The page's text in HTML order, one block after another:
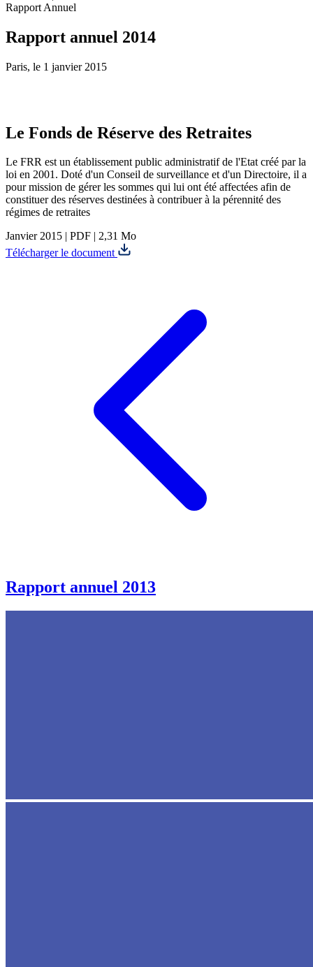
Rapport Annuel
Rapport annuel 2014
Paris, le 1 janvier 2015
Le Fonds de Réserve des Retraites
Le FRR est un établissement public administratif de l'Etat créé par la
loi en 2001. Doté d'un Conseil de surveillance et d'un Directoire, il a
pour mission de gérer les sommes qui lui ont été affectées afin de
constituer des réserves destinées à contribuer à la pérennité des
régimes de retraites
Janvier 2015 | PDF | 2,31 Mo
Télécharger le document
Rapport annuel 2013